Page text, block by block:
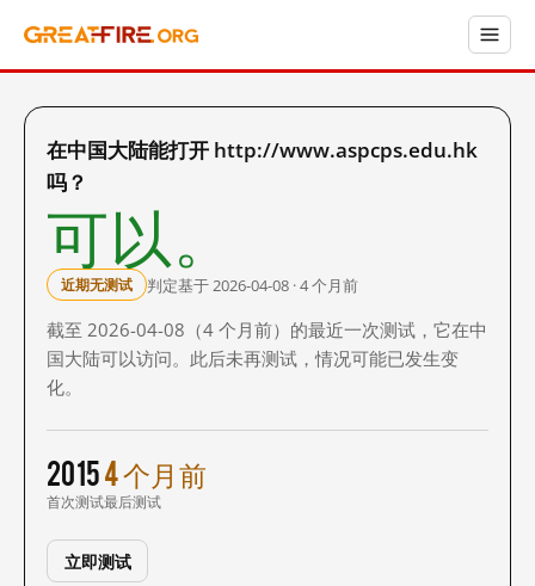
在中国大陆能打开 http://www.aspcps.edu.hk
吗？
可以。
近期无测试 判定基于 2026-04-08 · 4 个月前
截至 2026-04-08（4 个月前）的最近一次测试，它在中
国大陆可以访问。此后未再测试，情况可能已发生变
化。
2015
首次测试
4 个月前
最后测试
立即测试